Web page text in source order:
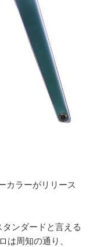
カラーがリリース
ンダードと言える
は周知の通り、